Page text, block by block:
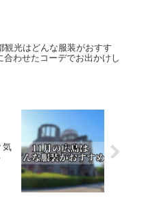
観光はどんな服装がおすす
合わせたコーデでお出かけし
気